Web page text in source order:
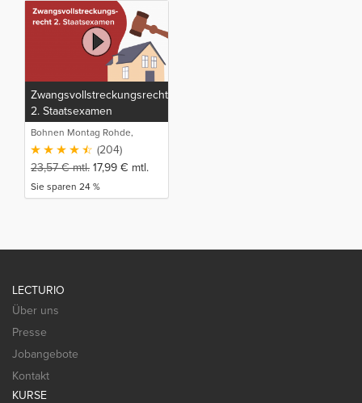
Zwangsvollstreckungsrecht
2. Staatsexamen
Bohnen Montag Rohde,
Juristische Intensivlehrgänge
(204)
23,57€mtl. 17,99 € mtl.
Sie sparen 24 %
LECTURIO
Über uns
Presse
Jobangebote
Kontakt
KURSE